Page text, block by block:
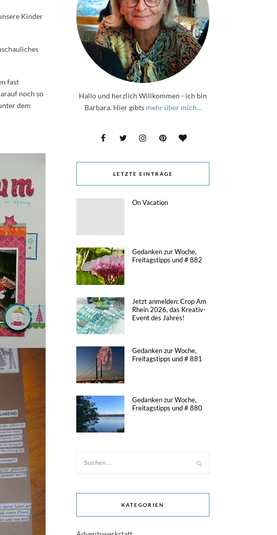
Kinder
fast
noch so
dem
Hallo und herzlich Willkommen - ich bin
Barbara. Hier gibts mehr über mich...
LETZTE EINTRÄGE
On Vacation
Gedanken zur Woche,
Freitagstipps und # 882
Jetzt anmelden: Crop Am
Rhein 2026, das Kreativ-
Event des Jahres!
Gedanken zur Woche,
Freitagstipps und # 881
Gedanken zur Woche,
Freitagstipps und # 880
KATEGORIEN